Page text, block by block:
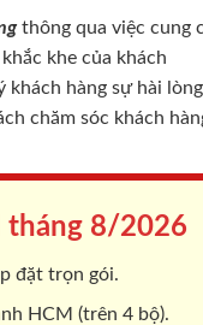
thông qua việc cung
khe của khách
khách hàng sự hài
chăm sóc khách
tháng 8/2026
đặt trọn gói.
HCM (trên 4 bộ).